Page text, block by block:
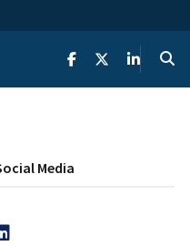
Media